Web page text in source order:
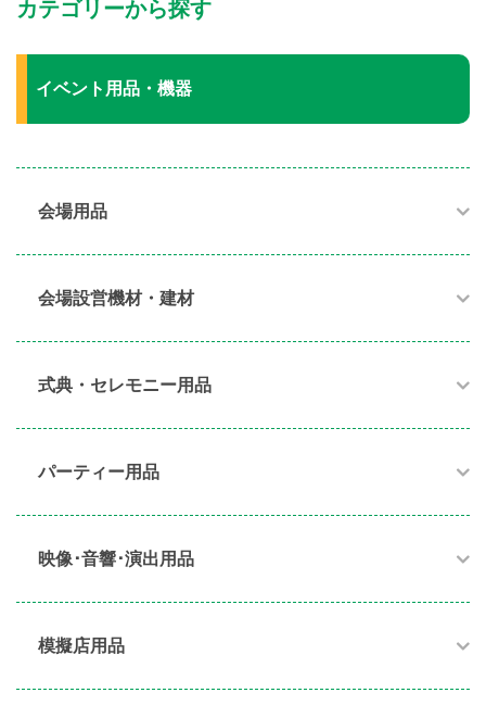
カテゴリーから探す
イベント用品・機器
会場用品
会場設営機材・建材
式典・セレモニー用品
パーティー用品​
映像･音響･演出用品​
模擬店用品​